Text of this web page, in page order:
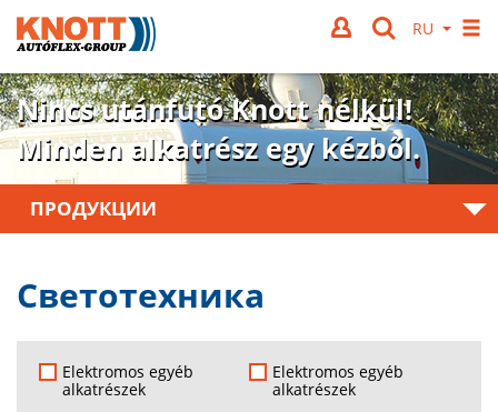
Nincs utánfutó Knott nélkül!
Minden alkatrész egy kézből.
ПРОДУКЦИИ
Светотехника
Elektromos egyéb
alkatrészek
Elektromos egyéb
alkatrészek